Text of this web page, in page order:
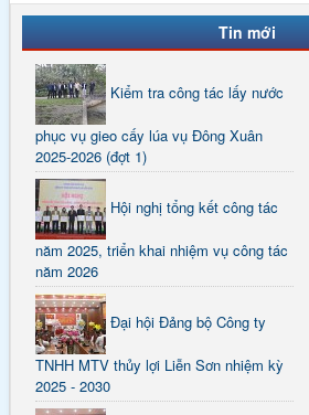
Tin mới
Kiểm tra công tác lấy nước
phục vụ gieo cấy lúa vụ Đông Xuân
2025-2026 (đợt 1)
Hội nghị tổng kết công tác
năm 2025, triển khai nhiệm vụ công tác
năm 2026
Đại hội Đảng bộ Công ty
TNHH MTV thủy lợi Liễn Sơn nhiệm kỳ
2025 - 2030